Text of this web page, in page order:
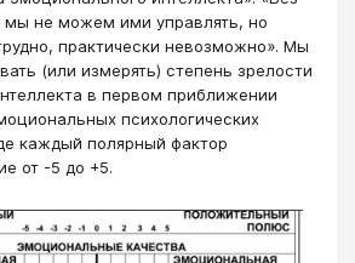
мы не можем ими управлять, но
практически невозможно». Мы
(или измерять) степень зрелости
в первом приближении
психологических
каждый полярный фактор
от -5 до +5.